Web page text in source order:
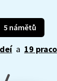
událostech
jak osudy
a
také
na
5 námětů
a 19